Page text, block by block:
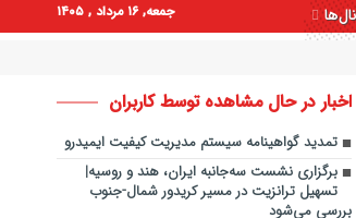
جمعه, ۱۶ مرداد , ۱۴۰۵
اخبار در حال مشاهده توسط کاربران
تمدید گواهینامه سیستم مدیریت کیفیت ایمیدرو
برگزاری نشست سه‌جانبه ایران، هند و روسیه|
تسهیل ترانزیت در مسیر کریدور شمال-جنوب
بررسی می‌شود